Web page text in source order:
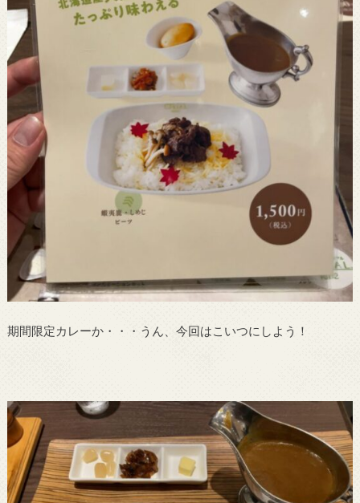
期間限定カレーか・・・うん、今回はこいつにしよう！